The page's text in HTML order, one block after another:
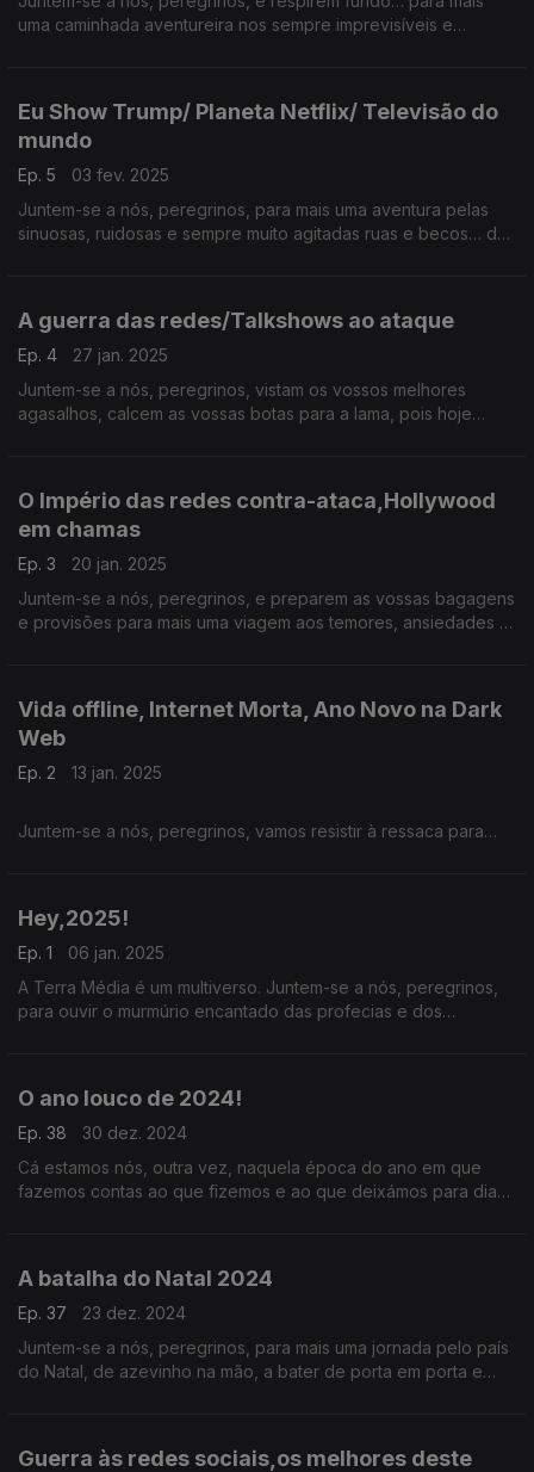
uma caminhada aventureira nos sempre imprevisíveis e
Eu Show Trump/ Planeta Netflix/ Televisão do
mundo
Ep. 5
03 fev. 2025
Juntem-se a nós, peregrinos, para mais uma aventura pelas
sinuosas, ruidosas e sempre muito agitadas ruas e becos… da
A guerra das redes/Talkshows ao ataque
Ep. 4
27 jan. 2025
Juntem-se a nós, peregrinos, vistam os vossos melhores
agasalhos, calcem as vossas botas para a lama, pois hoje
O Império das redes contra-ataca,Hollywood
em chamas
Ep. 3
20 jan. 2025
Juntem-se a nós, peregrinos, e preparem as vossas bagagens
e provisões para mais uma viagem aos temores, ansiedades e
Vida offline, Internet Morta, Ano Novo na Dark
Web
Ep. 2 13 jan. 2025
Juntem-se a nós, peregrinos, vamos resistir à ressaca para
Hey,2025!
Ep. 1
06 jan. 2025
A Terra Média é um multiverso. Juntem-se a nós, peregrinos,
para ouvir o murmúrio encantado das profecias e dos
O ano louco de 2024!
Ep. 38
30 dez. 2024
Cá estamos nós, outra vez, naquela época do ano em que
fazemos contas ao que fizemos e ao que deixámos para dias
A batalha do Natal 2024
Ep. 37
23 dez. 2024
Juntem-se a nós, peregrinos, para mais uma jornada pelo país
do Natal, de azevinho na mão, a bater de porta em porta e
Guerra às redes sociais,os melhores deste